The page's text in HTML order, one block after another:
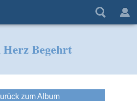
Herz Begehrt
zum Album